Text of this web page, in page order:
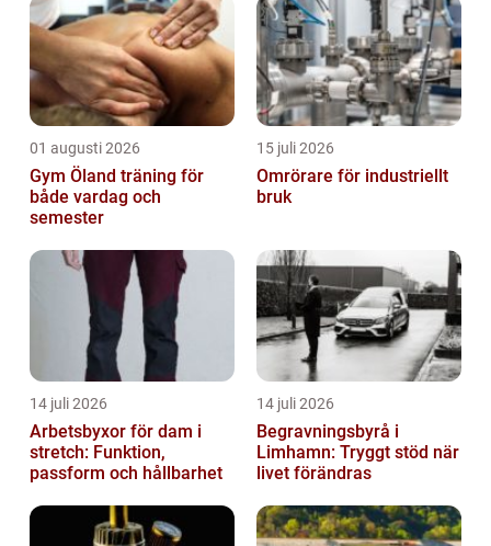
01 augusti 2026
Gym Öland träning för
både vardag och
semester
15 juli 2026
Omrörare för industriellt
bruk
14 juli 2026
Arbetsbyxor för dam i
stretch: Funktion,
passform och hållbarhet
14 juli 2026
Begravningsbyrå i
Limhamn: Tryggt stöd när
livet förändras